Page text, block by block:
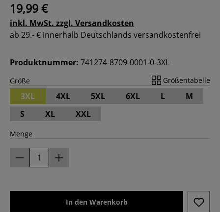
19,99 €
inkl. MwSt. zzgl. Versandkosten
ab 29.- € innerhalb Deutschlands versandkostenfrei
Produktnummer: 741274-8709-0001-0-3XL
Größe Größentabelle
3XL 4XL 5XL 6XL L
M
S
XL XXL
Menge
In den Warenkorb